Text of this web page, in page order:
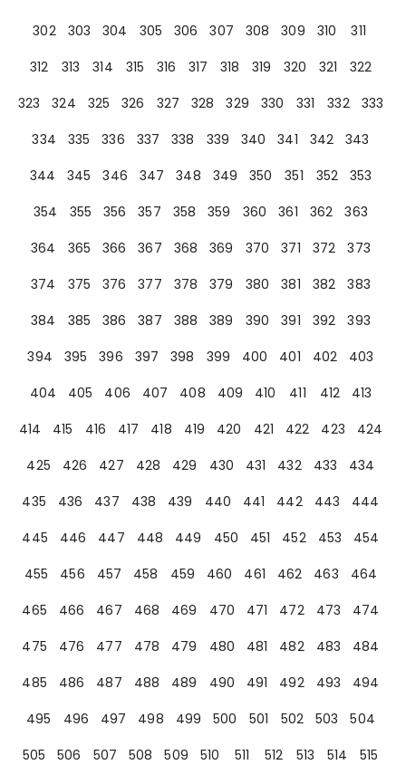
302
303 304 305 306 307 308 309 310
311
312
313 314 315 316 317 318 319 320 321
322
323
324 325 326 327 328 329 330 331 332
333
334
335 336 337 338 339 340 341 342
343
344
345 346 347 348 349 350 351 352
353
354
355 356 357 358 359 360 361 362
363
364
365 366 367 368 369 370 371 372
373
374
375 376 377 378 379 380 381 382
383
384
385 386 387 388 389 390 391 392
393
394
395 396 397 398 399 400 401 402
403
404
405 406 407 408 409 410 411 412
413
414
415 416 417 418 419 420 421 422 423
424
425
426 427 428 429 430 431 432 433
434
435
436 437 438 439 440 441 442 443
444
445
446 447 448 449 450 451 452 453
454
455
456 457 458 459 460 461 462 463
464
465
466 467 468 469 470 471 472 473
474
475
476 477 478 479 480 481 482 483
484
485
486 487 488 489 490 491 492 493
494
495
496 497 498 499 500 501 502 503
504
505
506 507 508 509 510 511 512 513 514
515